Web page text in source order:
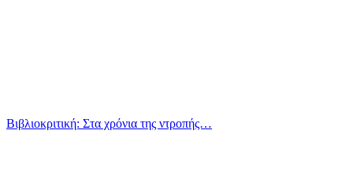
Βιβλιοκριτική: Στα χρόνια της ντροπής…